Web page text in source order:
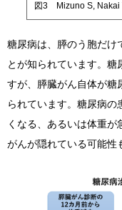
図3 Mizuno S, Nakai
糖尿病は、膵のう胞だけ
とが知られています。糖
すが、膵臓がん自体が糖
られています。糖尿病
くなる、あるいは体重
がんが隠れている可能性